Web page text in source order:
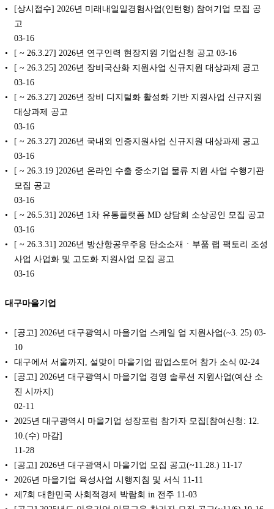
[상시접수] 2026년 미래내일일경험사업(인턴형) 참여기업 모집 공
고
03-16
[ ~ 26.3.27] 2026년 연구인력 현장지원 기업신청 공고 03-16
[ ~ 26.3.25] 2026년 장비국산화 지원사업 신규지원 대상과제 공고
03-16
[ ~ 26.3.27] 2026년 장비 디지털화 활성화 기반 지원사업 신규지원
대상과제 공고
03-16
[ ~ 26.3.27] 2026년 국내외 인증지원사업 신규지원 대상과제 공고
03-16
[ ~ 26.3.19 ]2026년 온라인 수출 중소기업 물류 지원 사업 수행기관
모집 공고
03-16
[ ~ 26.5.31] 2026년 1차 유통플랫폼 MD 상담회 소상공인 모집 공고
03-16
[ ~ 26.3.31] 2026년 방산항공우주용 탄소소재ㆍ부품 랩 팩토리 조성
사업 사업화 및 고도화 지원사업 모집 공고
03-16
대구마을기업
[공고] 2026년 대구광역시 마을기업 스케일 업 지원사업(~3. 25) 03-
10
대구에서 서울까지, 설맞이 마을기업 팝업스토어 참가 소식 02-24
[공고] 2026년 대구광역시 마을기업 경영 솔루션 지원사업(예산 소
진 시까지)
02-11
2025년 대구광역시 마을기업 성장포럼 참가자 모집[참여신청: 12.
10.(수) 마감]
11-28
[공고] 2026년 대구광역시 마을기업 모집 공고(~11.28.) 11-17
2026년 마을기업 육성사업 시행지침 및 서식 11-11
제7회 대한민국 사회적경제 박람회 in 전주 11-03